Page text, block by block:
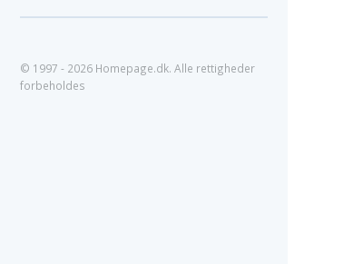
© 1997 - 2026 Homepage.dk. Alle rettigheder
forbeholdes